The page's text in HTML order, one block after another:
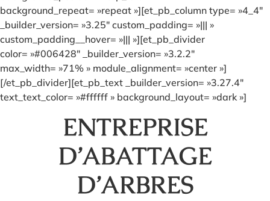
background_repeat= »repeat »][et_pb_column type= »4_4″
_builder_version= »3.25″ custom_padding= »||| »
custom_padding__hover= »||| »][et_pb_divider
color= »#006428″ _builder_version= »3.2.2″
max_width= »71% » module_alignment= »center »]
[/et_pb_divider][et_pb_text _builder_version= »3.27.4″
text_text_color= »#ffffff » background_layout= »dark »]
ENTREPRISE
D’ABATTAGE
D’ARBRES